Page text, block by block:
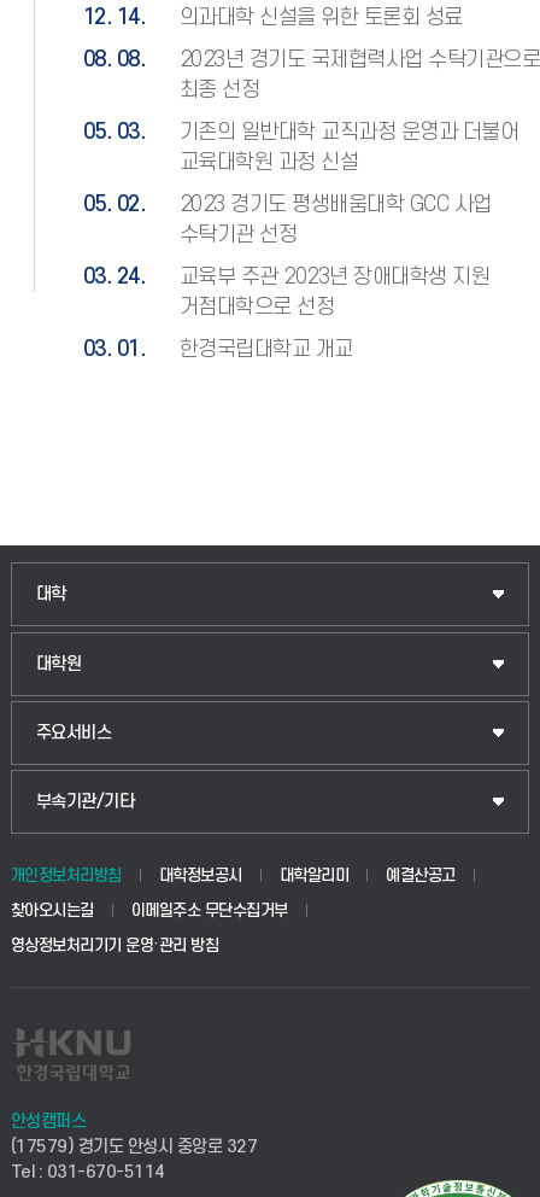
12. 14.
의과대학 신설을 위한 토론회 성료
08. 08.
2023년 경기도 국제협력사업 수탁기관으로
최종 선정
05. 03.
기존의 일반대학 교직과정 운영과 더불어
교육대학원 과정 신설
05. 02.
2023 경기도 평생배움대학 GCC 사업
수탁기관 선정
03. 24.
교육부 주관 2023년 장애대학생 지원
거점대학으로 선정
03. 01.
한경국립대학교 개교
대학
대학원
주요서비스
부속기관/기타
개인정보처리방침 대학정보공시 대학알리미
예결산공고
찾아오시는길
이메일주소 무단수집거부
영상정보처리기기 운영·관리 방침
안성캠퍼스
(17579) 경기도 안성시 중앙로 327
Tel : 031-670-5114